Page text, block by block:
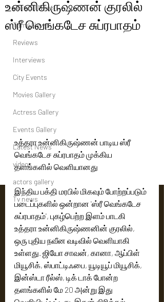
Political News
Tamil News
Reviews
Interviews
City Events
Movies Gallery
Actress Gallery
Events Gallery
Latest News
videos
actors gallery
Tv news
உன்னிகிருஷ்ணன் குரலில்
ஸ்ரீ வெங்கடேச சுப்ரபாதம்
உத்தரா உன்னிகிருஷ்ணன் பாடிய ஸ்ரீ
வெங்கடேச சுப்ரபாதம் முக்கிய
தளங்களில் வெளியானது
இந்திய பக்தி மரபில் மிகவும் போற்றப்படும்
படைப்புகளில் ஒன்றான 'ஸ்ரீ வெங்கடேச
சுப்ரபாதம்', புகழ்பெற்ற இளம் பாடகி
உத்தரா உன்னிகிருஷ்ணனின் குரலில்,
ஒரு புதிய நவீன வடிவில் வெளியாகி
உள்ளது. ஜியோ சாவன், கானா, ஆப்பிள்
மியூசிக், ஸ்பாட்டிஃபை, யூடியூப் மியூசிக்,
இன்ஸ்டா ரீல்ஸ், டிக் டாக் போன்ற
தளங்களில் மே 20 அன்று இது